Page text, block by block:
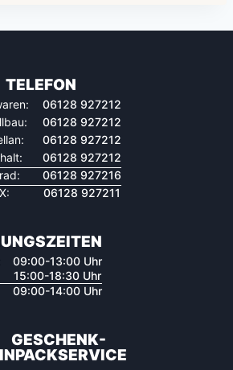
TELEFON
06128 927212
06128 927212
06128 927212
06128 927212
06128 927216
06128 927211
09:00-13:00 Uhr
15:00-18:30 Uhr
09:00-14:00 Uhr
GESCHENK-